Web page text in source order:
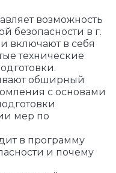
возможность
безопасности в г.
включают в себя
технические
обширный
с основами
мер по
в программу
и почему